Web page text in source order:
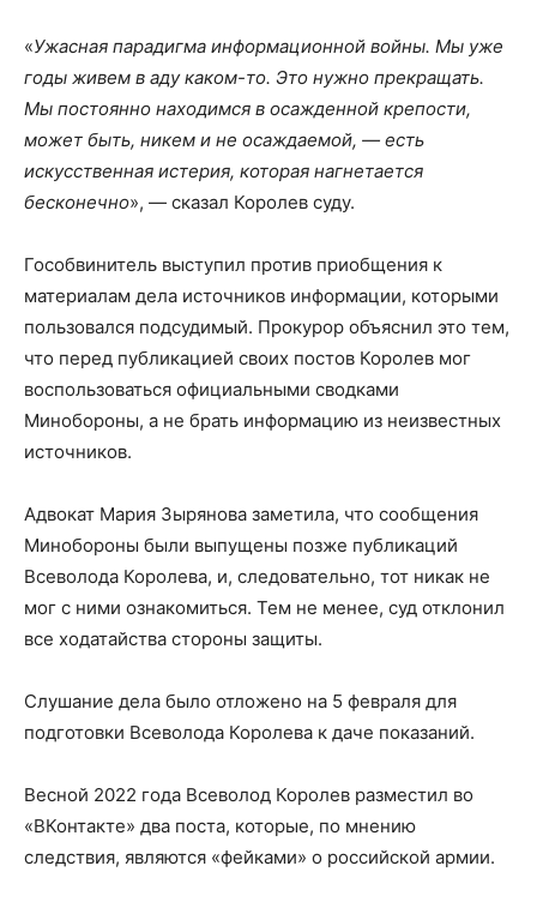
«Ужасная парадигма информационной войны. Мы уже
годы живем в аду каком-то. Это нужно прекращать.
Мы постоянно находимся в осажденной крепости,
может быть, никем и не осаждаемой, — есть
искусственная истерия, которая нагнетается
бесконечно», — сказал Королев суду.
Гособвинитель выступил против приобщения к
материалам дела источников информации, которыми
пользовался подсудимый. Прокурор объяснил это тем,
что перед публикацией своих постов Королев мог
воспользоваться официальными сводками
Минобороны, а не брать информацию из неизвестных
источников.
Адвокат Мария Зырянова заметила, что сообщения
Минобороны были выпущены позже публикаций
Всеволода Королева, и, следовательно, тот никак не
мог с ними ознакомиться. Тем не менее, суд отклонил
все ходатайства стороны защиты.
Слушание дела было отложено на 5 февраля для
подготовки Всеволода Королева к даче показаний.
Весной 2022 года Всеволод Королев разместил во
«ВКонтакте» два поста, которые, по мнению
следствия, являются «фейками» о российской армии.